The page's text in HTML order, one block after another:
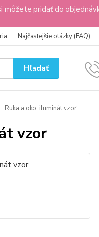
pridať do
Najčastejšie otázky (FAQ)
Hľadať
Ruka a oko, iluminát vzor
vzor